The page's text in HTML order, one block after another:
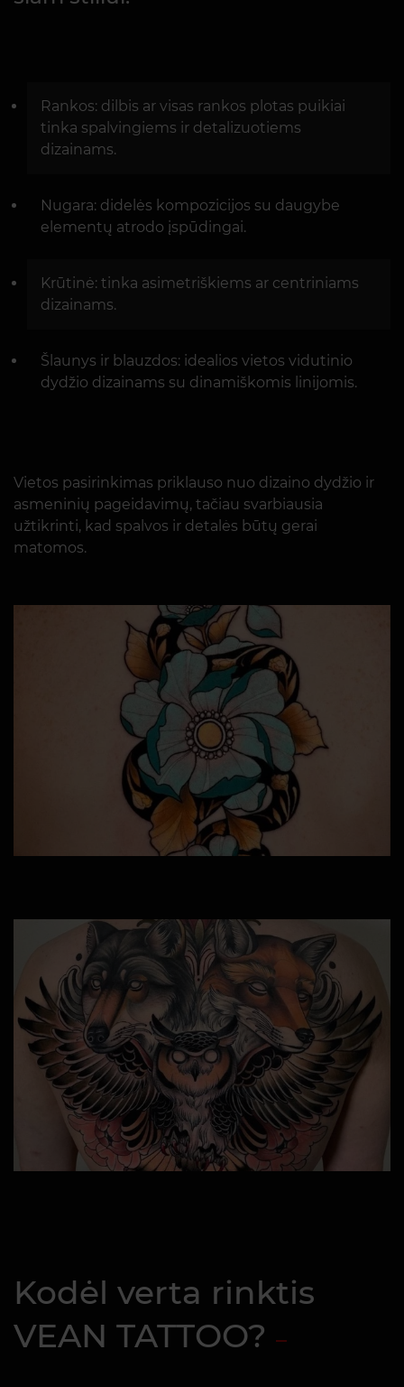
Rankos: dilbis ar visas rankos plotas puikiai
tinka spalvingiems ir detalizuotiems
dizainams.
Nugara: didelės kompozicijos su daugybe
elementų atrodo įspūdingai.
Krūtinė: tinka asimetriškiems ar centriniams
dizainams.
Šlaunys ir blauzdos: idealios vietos vidutinio
dydžio dizainams su dinamiškomis linijomis.
Vietos pasirinkimas priklauso nuo dizaino dydžio ir
asmeninių pageidavimų, tačiau svarbiausia
užtikrinti, kad spalvos ir detalės būtų gerai
matomos.
Kodėl verta rinktis
VEAN TATTOO?